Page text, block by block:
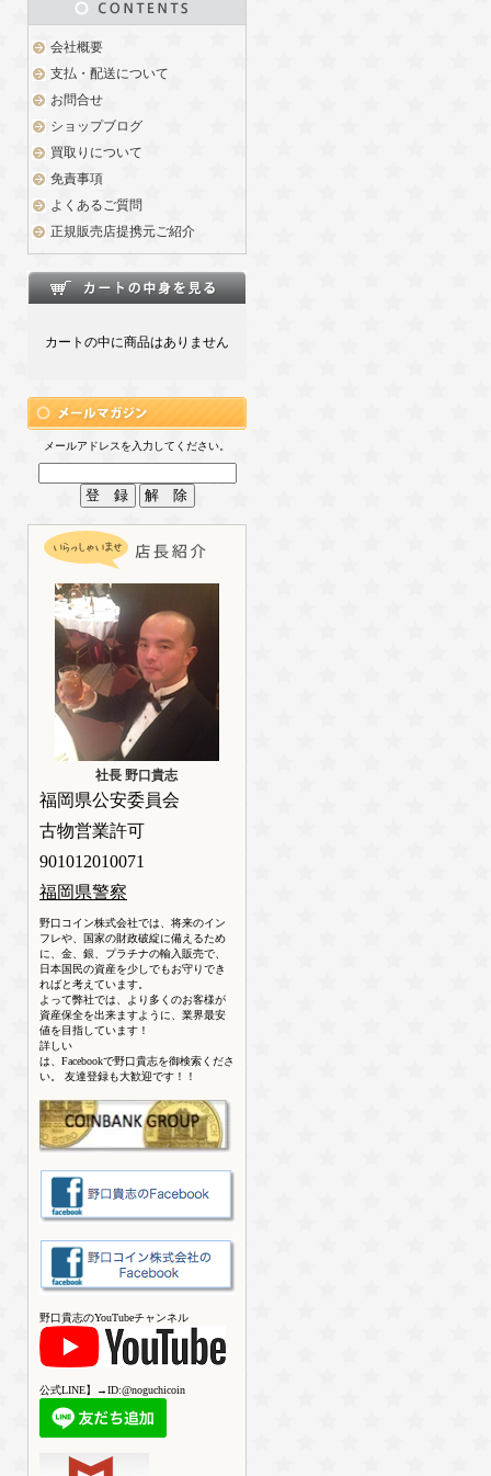
会社概要
支払・配送について
お問合せ
ショップブログ
買取りについて
免責事項
よくあるご質問
正規販売店提携元ご紹介
カートの中に商品はありません
メールアドレスを入力してください。
社長 野口貴志
福岡県公安委員会
古物営業許可
901012010071
福岡県警察
野口コイン株式会社では、将来のイン
フレや、国家の財政破綻に備えるため
に、金、銀、プラチナの輸入販売で、
日本国民の資産を少しでもお守りでき
ればと考えています。
よって弊社では、より多くのお客様が
資産保全を出来ますように、業界最安
値を目指しています！
詳しい
は、Facebookで野口貴志を御検索くださ
い。 友達登録も大歓迎です！！
野口貴志のYouTubeチャンネル
公式LINE】→ID:@noguchicoin